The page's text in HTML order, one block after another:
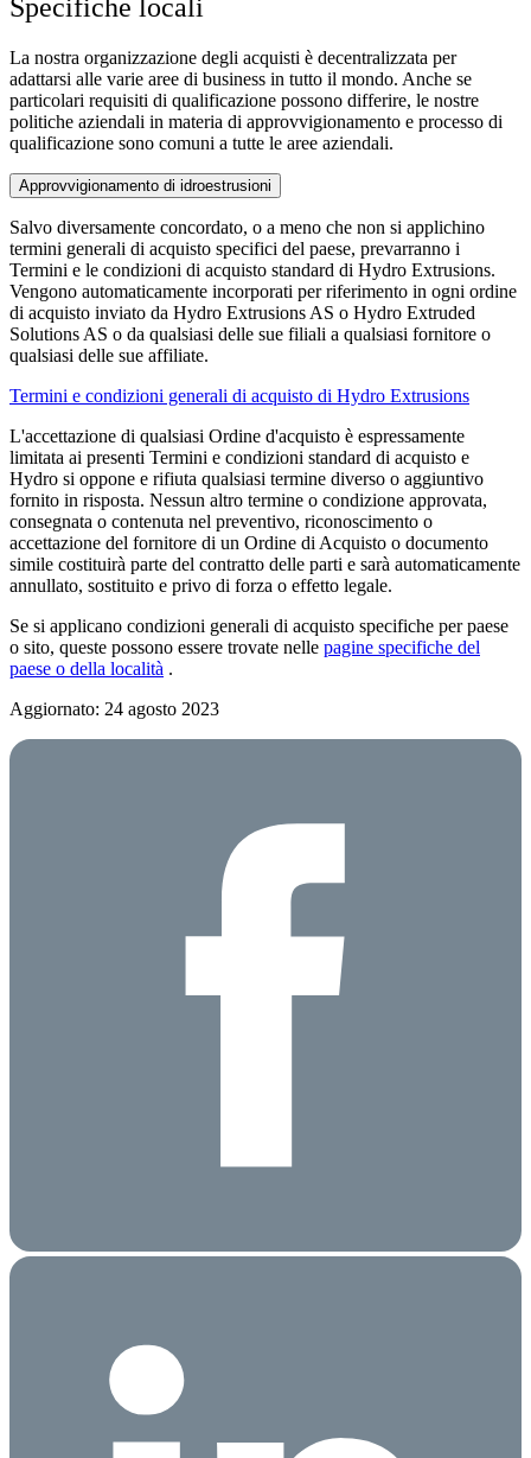
Specifiche locali
La nostra organizzazione degli acquisti è decentralizzata per
adattarsi alle varie aree di business in tutto il mondo. Anche se
particolari requisiti di qualificazione possono differire, le nostre
politiche aziendali in materia di approvvigionamento e processo di
qualificazione sono comuni a tutte le aree aziendali.
Approvvigionamento di idroestrusioni
Salvo diversamente concordato, o a meno che non si applichino
termini generali di acquisto specifici del paese, prevarranno i
Termini e le condizioni di acquisto standard di Hydro Extrusions.
Vengono automaticamente incorporati per riferimento in ogni ordine
di acquisto inviato da Hydro Extrusions AS o Hydro Extruded
Solutions AS o da qualsiasi delle sue filiali a qualsiasi fornitore o
qualsiasi delle sue affiliate.
Termini e condizioni generali di acquisto di Hydro Extrusions
L'accettazione di qualsiasi Ordine d'acquisto è espressamente
limitata ai presenti Termini e condizioni standard di acquisto e
Hydro si oppone e rifiuta qualsiasi termine diverso o aggiuntivo
fornito in risposta. Nessun altro termine o condizione approvata,
consegnata o contenuta nel preventivo, riconoscimento o
accettazione del fornitore di un Ordine di Acquisto o documento
simile costituirà parte del contratto delle parti e sarà automaticamente
annullato, sostituito e privo di forza o effetto legale.
Se si applicano condizioni generali di acquisto specifiche per paese
o sito, queste possono essere trovate nelle pagine specifiche del
paese o della località .
Aggiornato: 24 agosto 2023